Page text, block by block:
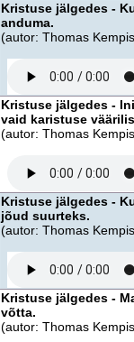
Kristuse jälgedes -
anduma.
(autor: Thomas
Kristuse jälgedes -
vaid karistuse
(autor: Thomas
Kristuse jälgedes -
jõud suurteks.
(autor: Thomas
Kristuse jälgedes -
võtta.
(autor: Thomas